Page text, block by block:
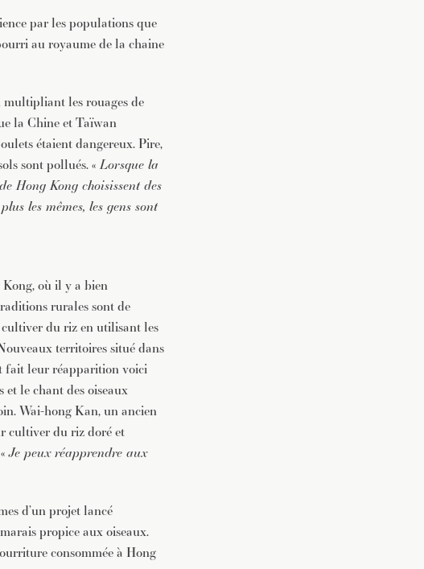
par les populations que
au royaume de la chaine
multipliant les rouages de
la Chine et Taïwan
étaient dangereux. Pire,
sont pollués. «Lorsque la
Hong Kong choisissent des
les mêmes, les gens sont
Kong, où il y a bien
rurales sont de
cultiver du riz en utilisant les
territoires situé dans
fait leur réapparition voici
et le chant des oiseaux
Wai-hong Kan, un ancien
cultiver du riz doré et
Je peux réapprendre aux
d’un projet lancé
propice aux oiseaux.
consommée à Hong